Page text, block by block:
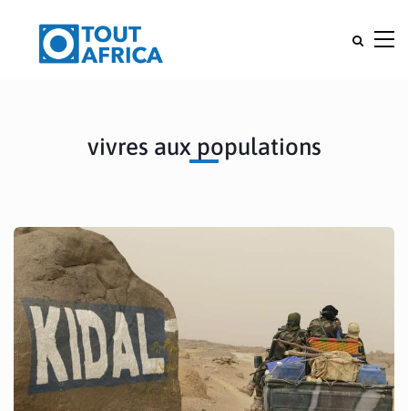
vivres aux populations